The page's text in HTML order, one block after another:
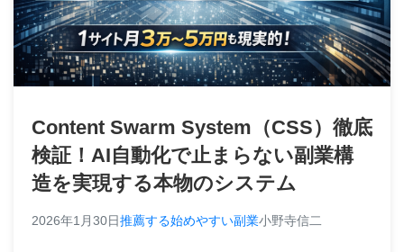
Content Swarm System（CSS）徹底
検証！AI自動化で止まらない副業構
造を実現する本物のシステム
2026年1月30日推薦する始めやすい副業小野寺信二